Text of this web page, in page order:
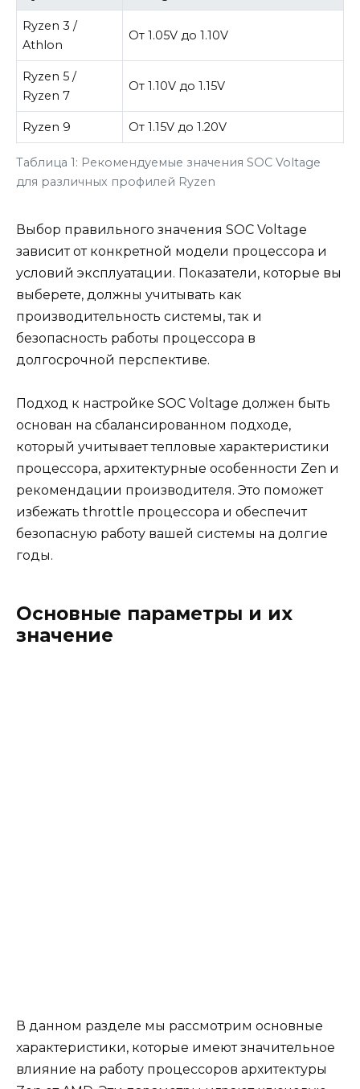
Таблица 1: Рекомендуемые значения SOC Voltage
для различных профилей Ryzen
Ryzen 3 /
Athlon
От 1.05V до 1.10V
Ryzen 5 /
Ryzen 7
От 1.10V до 1.15V
Ryzen 9 От 1.15V до 1.20V
Выбор правильного значения SOC Voltage
зависит от конкретной модели процессора и
условий эксплуатации. Показатели, которые вы
выберете, должны учитывать как
производительность системы, так и
безопасность работы процессора в
долгосрочной перспективе.
Подход к настройке SOC Voltage должен быть
основан на сбалансированном подходе,
который учитывает тепловые характеристики
процессора, архитектурные особенности Zen и
рекомендации производителя. Это поможет
избежать throttle процессора и обеспечит
безопасную работу вашей системы на долгие
годы.
Основные параметры и их
значение
В данном разделе мы рассмотрим основные
характеристики, которые имеют значительное
влияние на работу процессоров архитектуры